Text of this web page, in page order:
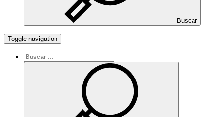
Buscar
Toggle navigation